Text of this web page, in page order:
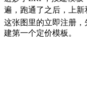
遍，跑通了之后，上
这张图里的立即注册
建第一个定价模板。